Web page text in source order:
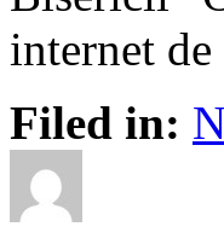
internet
Filed in: